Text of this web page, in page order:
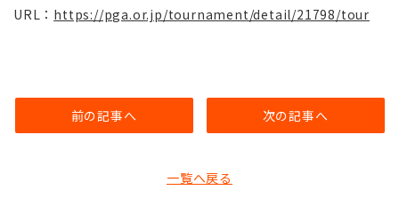
URL： https://pga.or.jp/tournament/detail/21798/tour
前の記事へ
一覧へ戻る
次の記事へ